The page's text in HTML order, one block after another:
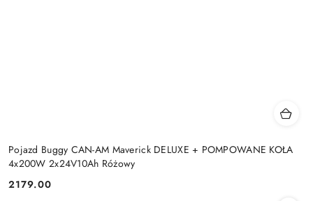
Pojazd Buggy CAN-AM Maverick DELUXE + POMPOWANE KOŁA
4x200W 2x24V10Ah Różowy
Cena:
2179.00